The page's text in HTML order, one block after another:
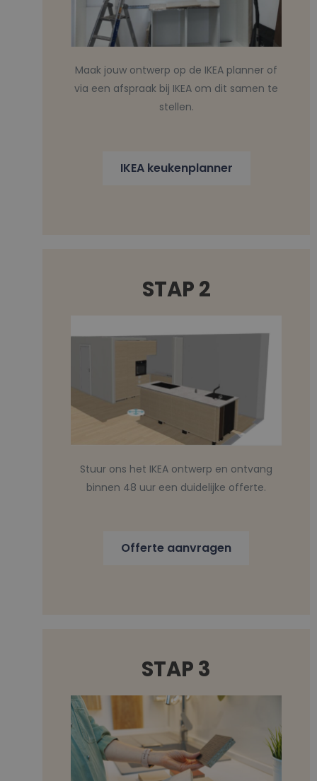
Maak jouw ontwerp op de IKEA planner of
via een afspraak bij IKEA om dit samen te
stellen.
IKEA keukenplanner
STAP 2
Stuur ons het IKEA ontwerp en ontvang
binnen 48 uur een duidelijke offerte.
Offerte aanvragen
STAP 3